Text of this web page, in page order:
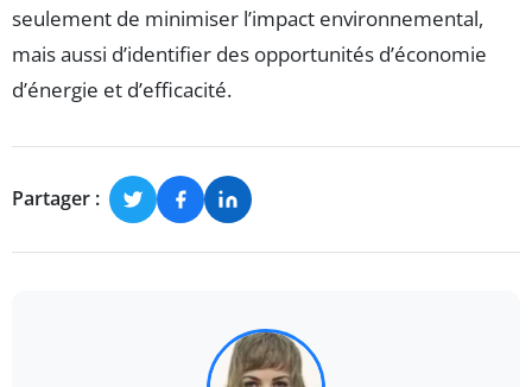
seulement de minimiser l’impact environnemental,
mais aussi d’identifier des opportunités d’économie
d’énergie et d’efficacité.
Partager :